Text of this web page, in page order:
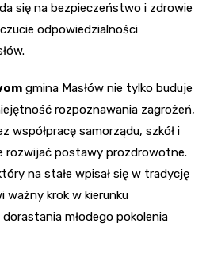
się na bezpieczeństwo i zdrowie
odpowiedzialności
gmina Masłów nie tylko buduje
rozpoznawania zagrożeń,
współpracę samorządu, szkół i
rozwijać postawy prozdrowotne.
na stałe wpisał się w tradycję
ważny krok w kierunku
młodego pokolenia